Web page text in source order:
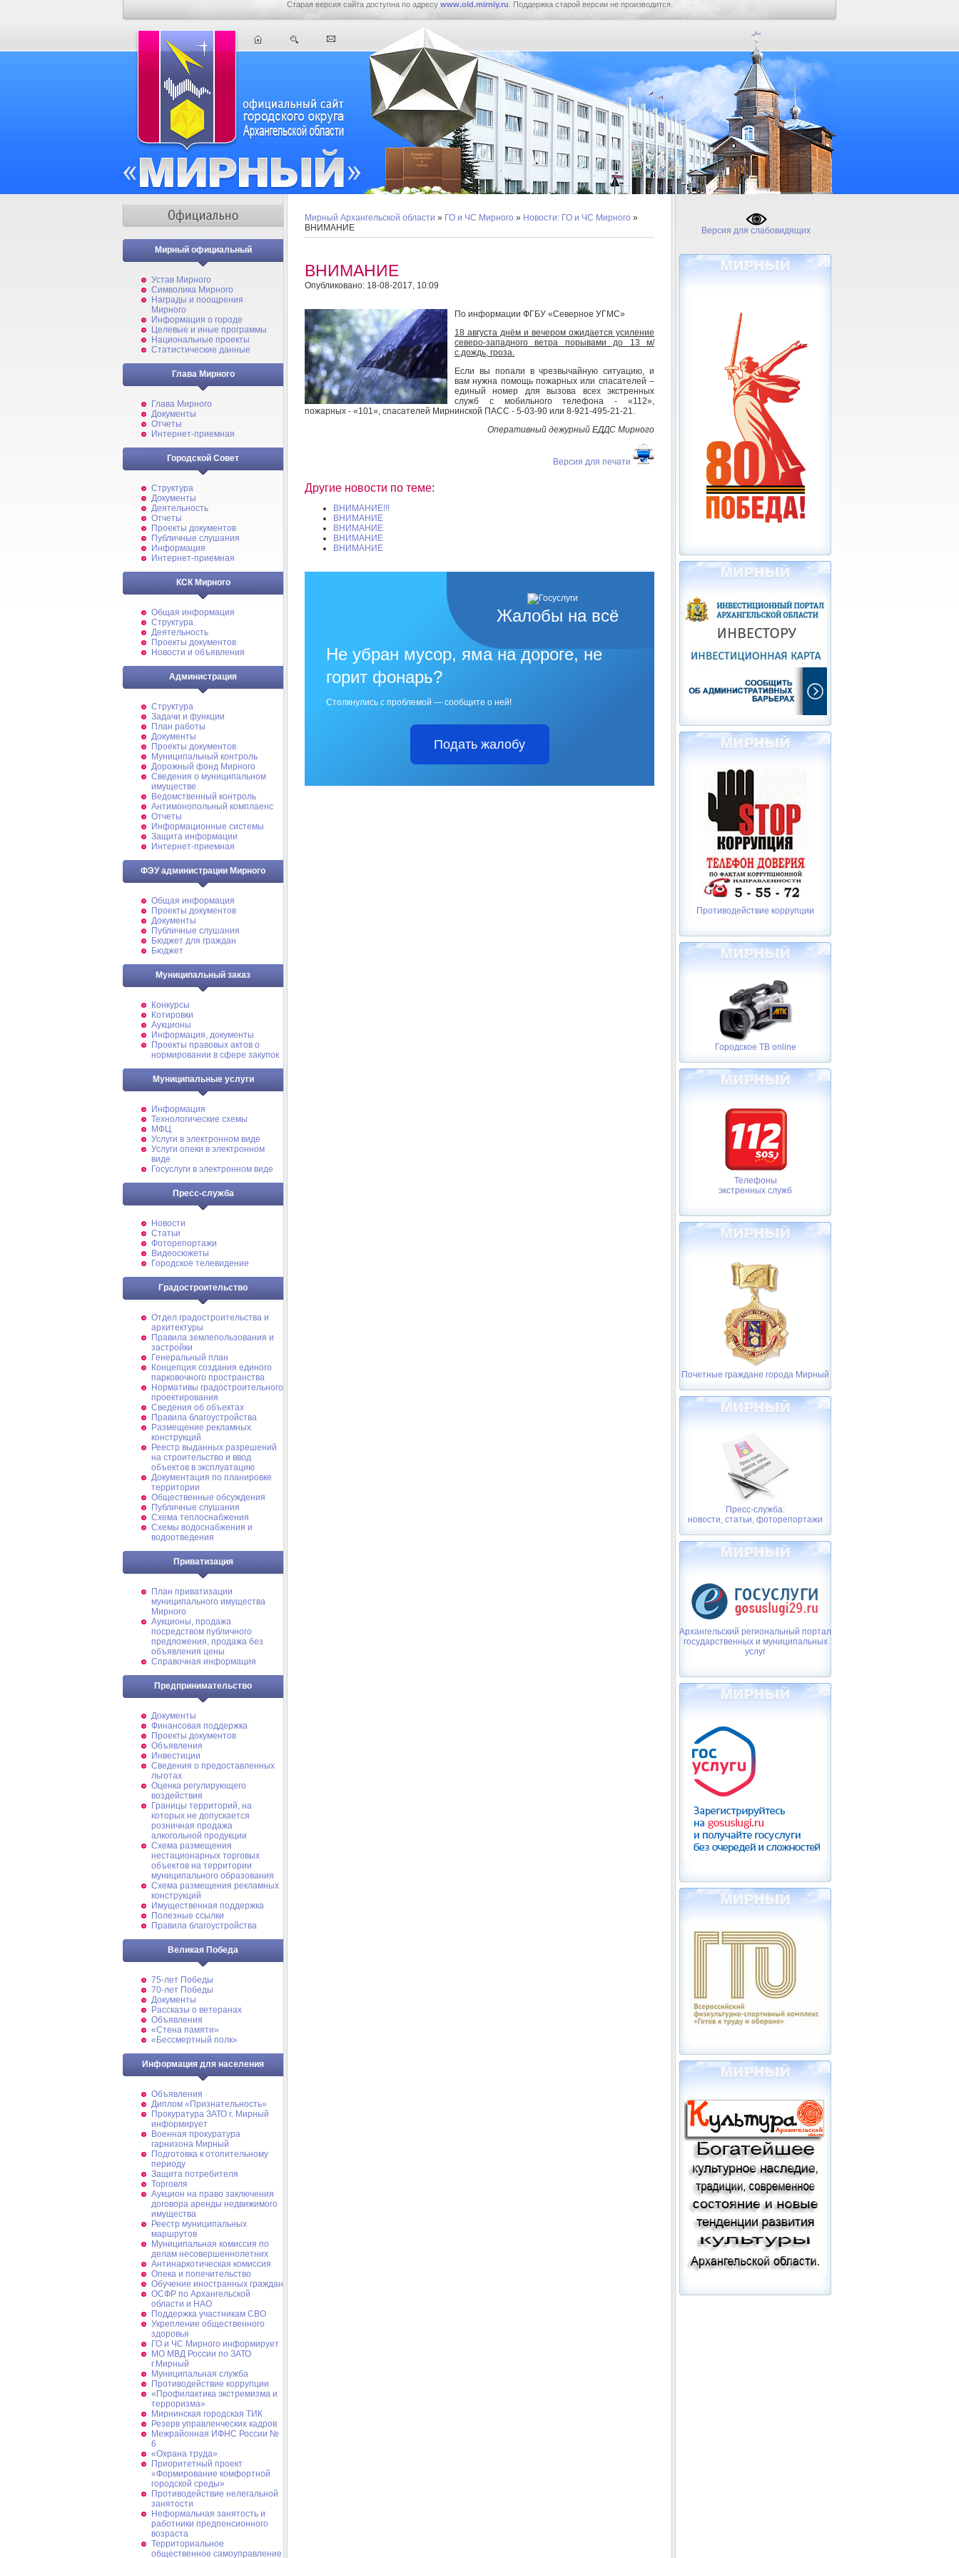
Старая версия сайта доступна по адресу www.old.mirniy.ru . Поддержка старой версии не производится.
Мирный официальный
Устав Мирного
Символика Мирного
Награды и поощрения
Мирного
Информация о городе
Целевые и иные программы
Национальные проекты
Статистические данные
Глава Мирного
Глава Мирного
Документы
Отчеты
Интернет-приемная
Городской Совет
Структура
Документы
Деятельность
Отчеты
Проекты документов
Публичные слушания
Информация
Интернет-приемная
КСК Мирного
Общая информация
Структура
Деятельность
Проекты документов
Новости и объявления
Администрация
Структура
Задачи и функции
План работы
Документы
Проекты документов
Муниципальный контроль
Дорожный фонд Мирного
Cведения о муниципальном
имуществе
Ведомственный контроль
Антимонопольный комплаенс
Отчеты
Информационные системы
Защита информации
Интернет-приемная
ФЭУ администрации Мирного
Общая информация
Проекты документов
Документы
Публичные слушания
Бюджет для граждан
Бюджет
Муниципальный заказ
Конкурсы
Котировки
Аукционы
Информация, документы
Проекты правовых актов о
нормировании в сфере закупок
Муниципальные услуги
Информация
Технологические схемы
МФЦ
Услуги в электронном виде
Услуги опеки в электронном
виде
Госуслуги в электронном виде
Пресс-служба
Новости
Статьи
Фоторепортажи
Видеосюжеты
Городское телевидение
Градостроительство
Отдел градостроительства и
архитектуры
Правила землепользования и
застройки
Генеральный план
Концепция создания единого
парковочного пространства
Нормативы градостроительного
проектирования
Сведения об объектах
Правила благоустройства
Размещение рекламных
конструкций
Реестр выданных разрешений
на строительство и ввод
объектов в эксплуатацию
Документация по планировке
территории
Общественные обсуждения
Публичные слушания
Схема теплоснабжения
Схемы водоснабжения и
водоотведения
Приватизация
План приватизации
муниципального имущества
Мирного
Аукционы, продажа
посредством публичного
предложения, продажа без
объявления цены
Справочная информация
Предпринимательство
Документы
Финансовая поддержка
Проекты документов
Объявления
Инвестиции
Сведения о предоставленных
льготах
Оценка регулирующего
воздействия
Границы территорий, на
которых не допускается
розничная продажа
алкогольной продукции
Схема размещения
нестационарных торговых
объектов на территории
муниципального образования
Схема размещения рекламных
конструкций
Имущественная поддержка
Полезные ссылки
Правила благоустройства
Великая Победа
75-лет Победы
70-лет Победы
Документы
Рассказы о ветеранах
Объявления
«Стена памяти»
«Бессмертный полк»
Информация для населения
Объявления
Диплом «Признательность»
Прокуратура ЗАТО г. Мирный
информирует
Военная прокуратура
гарнизона Мирный
Подготовка к отопительному
периоду
Защита потребителя
Торговля
Аукцион на право заключения
договора аренды недвижимого
имущества
Реестр муниципальных
маршрутов
Муниципальная комиссия по
делам несовершеннолетних
Антинаркотическая комиссия
Опека и попечительство
Обучение иностранных граждан
ОСФР по Архангельской
области и НАО
Поддержка участникам СВО
Укрепление общественного
здоровья
ГО и ЧС Мирного информирует
МО МВД России по ЗАТО
г.Мирный
Муниципальная cлужба
Противодействие коррупции
«Профилактика экстремизма и
терроризма»
Мирнинская городская ТИК
Резерв управленческих кадров
Межрайонная ИФНС России №
6
«Охрана труда»
Приоритетный проект
«Формирование комфортной
городской среды»
Противодействие нелегальной
занятости
Неформальная занятость и
работники предпенсионного
возраста
Территориальное
общественное самоуправление
Мирный Архангельской области » ГО и ЧС Мирного » Новости: ГО и ЧС Мирного »
ВНИМАНИЕ
ВНИМАНИЕ
Опубликовано: 18-08-2017, 10:09
По информации ФГБУ «Северное УГМС»
18 августа днём и вечером ожидается усиление
северо-западного ветра порывами до 13 м/
с.дождь, гроза.
Если вы попали в чрезвычайную ситуацию, и
вам нужна помощь пожарных или спасателей –
единый номер для вызова всех экстренных
служб с мобильного телефона - «112»,
пожарных - «101», спасателей Мирнинской ПАСС - 5-03-90 или 8-921-495-21-21.
Оперативный дежурный ЕДДС Мирного
Версия для печати
Другие новости по теме:
ВНИМАНИЕ!!!
ВНИМАНИЕ
ВНИМАНИЕ
ВНИМАНИЕ
ВНИМАНИЕ
Жалобы на всё
Не убран мусор, яма на дороге, не
горит фонарь?
Столкнулись с проблемой — сообщите о ней!
Подать жалобу
Версия для слабовидящих
Противодействие коррупции
Городское ТВ online
Телефоны
экстренных служб
Почетные граждане города Мирный
Пресс-служба:
новости, статьи, фоторепортажи
Архангельский региональный портал
государственных и муниципальных
услуг